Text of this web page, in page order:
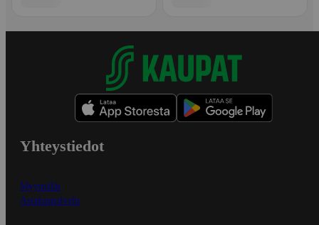
Yhteystiedot
Myymälät
Asiakaspalvelu